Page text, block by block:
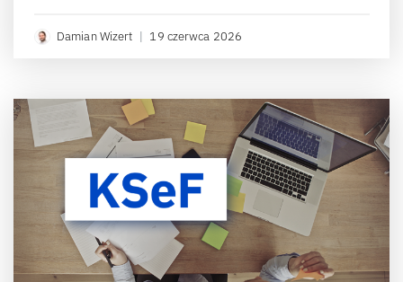
Damian Wizert | 19 czerwca 2026